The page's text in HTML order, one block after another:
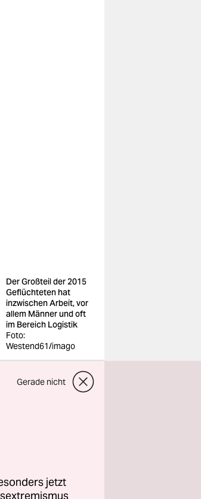
Der Großteil der 2015
Geflüchteten hat
inzwischen Arbeit, vor
allem Männer und oft
im Bereich Logistik
Foto:
Westend61/imago
Gerade nicht
jetzt